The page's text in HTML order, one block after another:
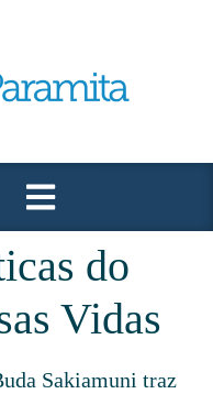
do
Vidas
Sakiamuni traz